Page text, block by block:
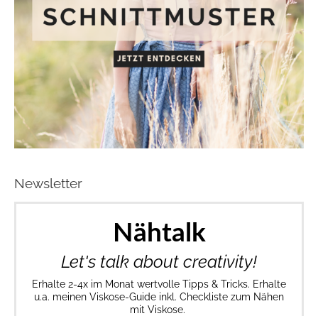
Newsletter
Nähtalk
Let's talk about creativity!
Erhalte 2-4x im Monat wertvolle Tipps & Tricks. Erhalte
u.a. meinen Viskose-Guide inkl. Checkliste zum Nähen
mit Viskose.